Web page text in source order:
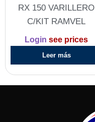
RX 150 VARILLERO
C/KIT RAMVEL
Login see prices
Leer más